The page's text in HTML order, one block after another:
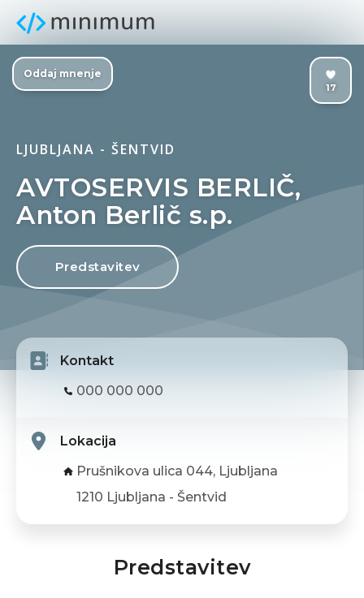
17
Oddaj mnenje
LJUBLJANA - ŠENTVID
AVTOSERVIS BERLIČ,
Anton Berlič s.p.
Predstavitev
Kontakt
000 000 000
Lokacija
Prušnikova ulica 044, Ljubljana
1210 Ljubljana - Šentvid
Predstavitev